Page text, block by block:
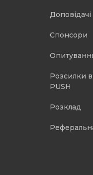
Доповідачі
Спонсори
Розсилки
PUSH
Розклад